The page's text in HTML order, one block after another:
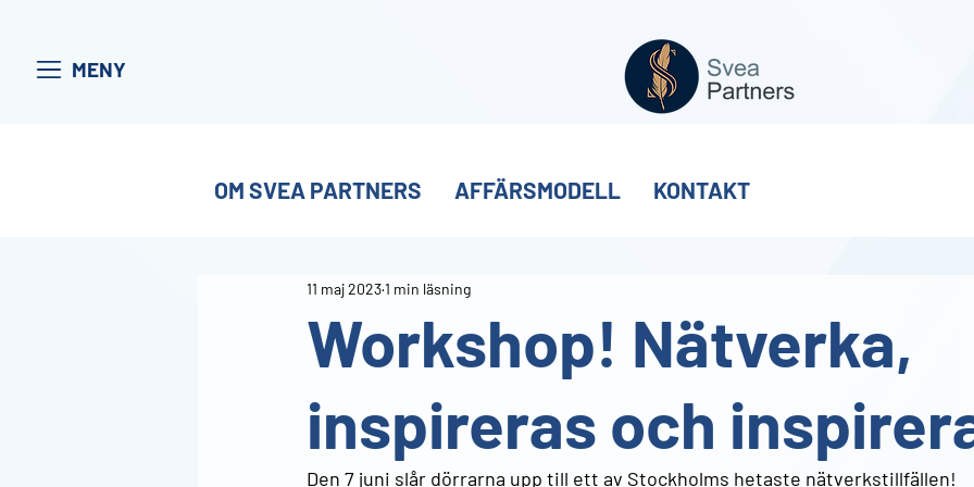
MENY
OM SVEA PARTNERS AFFÄRSMODELL KONTAKT
Workshop! Nätverka,
inspireras och
11 maj 20231 min läsning
Den 7 juni slår dörrarna upp till ett av Stockholms hetaste nätverkstillfällen!